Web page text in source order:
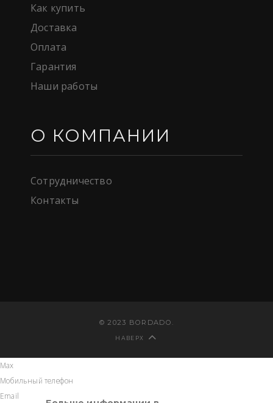
Как купить
Доставка
Оплата
Гарантия
Наши работы
О КОМПАНИИ
Сотрудничество
Контакты
© 2023 BORDADO.
НАВЕРХ
Max
Мобильный телефон
Email